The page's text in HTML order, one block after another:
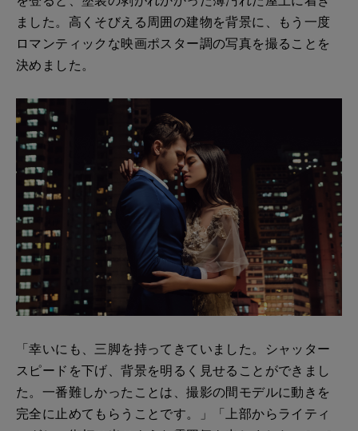
ました。高くそびえる周囲の建物を背景に、もう一度
ロマンティックな映画ポスター調の写真を撮ることを
決めました。
「幸いにも、三脚を持ってきていました。シャッター
スピードを下げ、背景を明るく見せることができまし
た。一番難しかったことは、撮影の間モデルに動きを
完全に止めてもらうことです。」「上部からライティ